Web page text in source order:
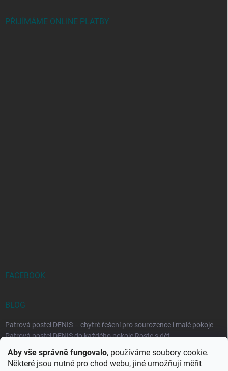
Aby vše správně fungovalo, používáme soubory cookie.
Některé jsou nutné pro chod webu, jiné umožňují měřit
PŘIJÍMÁME ONLINE PLATBY
FACEBOOK
BLOG
Patrová postel DENIS – chytré řešení pro sourozence i malé pokoje
Patrová postel DENIS do každého pokoje Roste s dět...
Rozkládací postele RELAX – ideální řešení pro malé prostory i
každodenní spaní